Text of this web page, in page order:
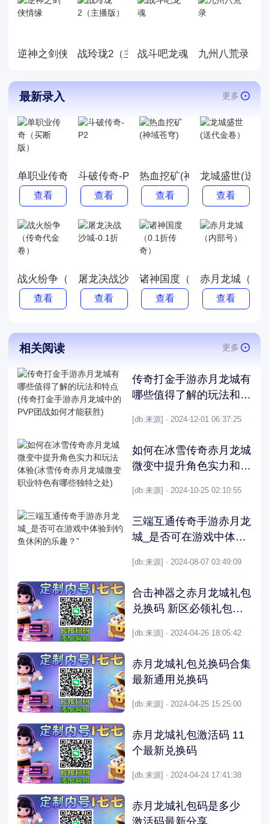
上线。
逆神之剑侠情缘战玲珑2（主播版）
战斗吧龙魂 九州八荒录
最新录入 更多
单职业传奇（买断版）
查看
斗破传奇-P2
查看
热血挖矿(神域苍穹)
查看
龙城盛世(送代
查看
战火纷争（传奇代金卷）
查看
屠龙决战沙城-0.1折
查看
诸神国度（0.1折传奇）
查看
赤月龙城（内
查看
相关阅读 更多
传奇打金手游赤月龙城有
哪些值得了解的玩法和特
城中的PVP团战如何才能
[db:来源] · 2024-12-01 06:37:25
如何在冰雪传奇赤月龙城
微变中提升角色实力和玩
城微变职业特色有哪些独
特之处)
[db:来源] · 2024-10-25 02:10:55
三端互通传奇手游赤月龙
城_是否可在游戏中体验
[db:来源] · 2024-08-07 03:49:09
合击神器之赤月龙城礼包
兑换码 新区必领礼包合
[db:来源] · 2024-04-26 18:05:42
赤月龙城礼包兑换码合集
最新通用兑换码
[db:来源] · 2024-04-25 15:25:00
赤月龙城礼包激活码 11
个最新兑换码
[db:来源] · 2024-04-24 17:41:38
赤月龙城礼包码是多少